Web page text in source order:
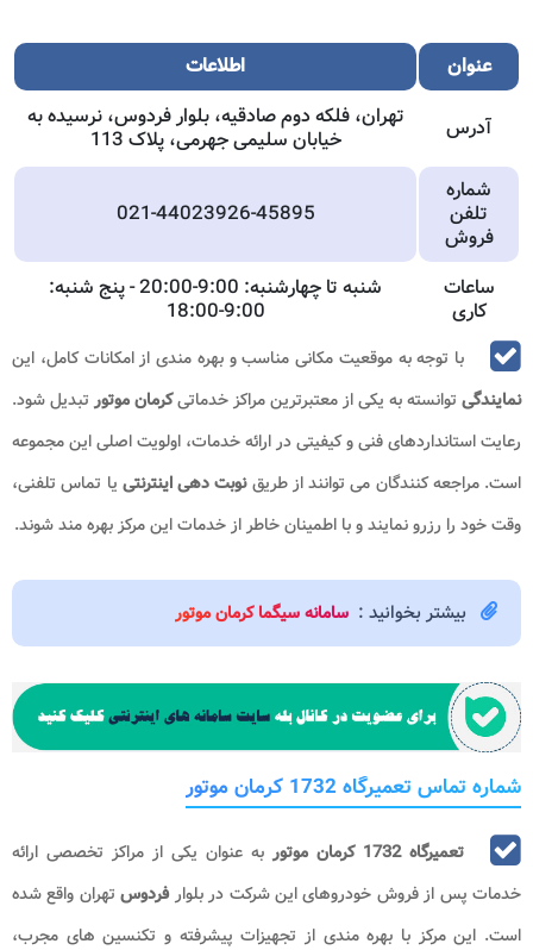
عنوان اطلاعات
آدرس
تهران، فلکه دوم صادقیه، بلوار فردوس، نرسیده به
خیابان سلیمی جهرمی، پلاک 113
شماره
تلفن
فروش
021-44023926-45895
ساعات
کاری
شنبه تا چهارشنبه: 9:00-20:00 - پنج شنبه:
9:00-18:00
با توجه به موقعیت مکانی مناسب و بهره مندی از امکانات کامل، این
نمایندگی توانسته به یکی از معتبرترین مراکز خدماتیکرمان موتورتبدیل شود.
رعایت استانداردهای فنی و کیفیتی در ارائه خدمات، اولویت اصلی این مجموعه
است. مراجعه کنندگان می توانند از طریقنوبت دهی اینترنتی یا تماس تلفنی،
وقت خود را رزرو نمایند و با اطمینان خاطر از خدمات این مرکز بهره مند شوند.
بیشتر بخوانید : سامانه سیگما کرمان موتور
شماره تماس تعمیرگاه 1732 کرمان موتور
تعمیرگاه 1732 کرمان موتور
به عنوان یکی از مراکز تخصصی ارائه
خدمات پس از فروش خودروهای این شرکت در بلوارفردوس تهران واقع شده
است. این مرکز با بهره مندی از تجهیزات پیشرفته و تکنسین های مجرب،